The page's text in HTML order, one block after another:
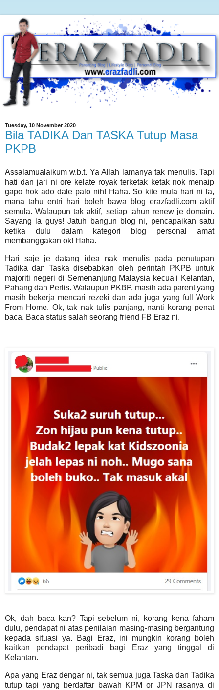
Tuesday, 10 November 2020
Bila TADIKA Dan TASKA Tutup Masa
PKPB
Assalamualaikum w.b.t. Ya Allah lamanya tak menulis. Tapi
hati dan jari ni ore kelate royak terketak ketak nok menaip
gapo hok ado dale palo nih! Haha. So kite mula hari ni la,
mana tahu entri hari boleh bawa blog erazfadli.com aktif
semula. Walaupun tak aktif, setiap tahun renew je domain.
Sayang la guys! Jatuh bangun blog ni, pencapaikan satu
ketika dulu dalam kategori blog personal amat
membanggakan ok! Haha.
Hari saje je datang idea nak menulis pada penutupan
Tadika dan Taska disebabkan oleh perintah PKPB untuk
majoriti negeri di Semenanjung Malaysia kecuali Kelantan,
Pahang dan Perlis. Walaupun PKBP, masih ada parent yang
masih bekerja mencari rezeki dan ada juga yang full Work
From Home. Ok, tak nak tulis panjang, nanti korang penat
baca. Baca status salah seorang friend FB Eraz ni.
Ok, dah baca kan? Tapi sebelum ni, korang kena faham
dulu, pendapat ni atas penilaian masing-masing bergantung
kepada situasi ya. Bagi Eraz, ini mungkin korang boleh
kaitkan pendapat peribadi bagi Eraz yang tinggal di
Kelantan.
Apa yang Eraz dengar ni, tak semua juga Taska dan Tadika
tutup tapi yang berdaftar bawah KPM or JPN rasanya di